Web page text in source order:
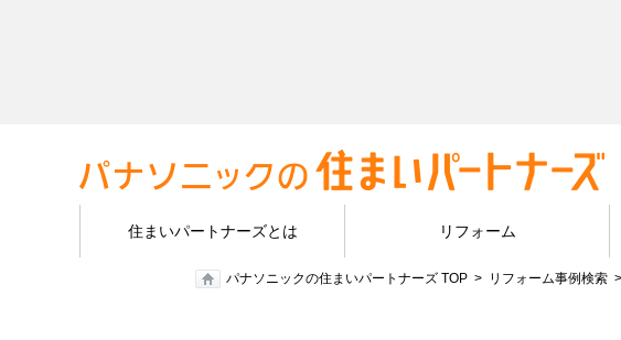
住まいパートナーズとは リフォーム
パナソニックの住まいパートナーズ TOP リフォーム事例検索